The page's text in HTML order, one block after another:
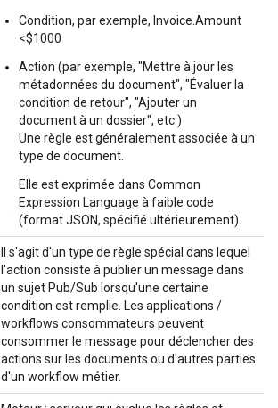
Condition, par exemple, Invoice.Amount
<$1000
Action (par exemple, "Mettre à jour les
métadonnées du document", "Évaluer la
condition de retour", "Ajouter un
document à un dossier", etc.)
Une règle est généralement associée à un
type de document.
Elle est exprimée dans Common
Expression Language à faible code
(format JSON, spécifié ultérieurement).
Il s'agit d'un type de règle spécial dans lequel
l'action consiste à publier un message dans
un sujet Pub/Sub lorsqu'une certaine
condition est remplie. Les applications /
workflows consommateurs peuvent
consommer le message pour déclencher des
actions sur les documents ou d'autres parties
d'un workflow métier.